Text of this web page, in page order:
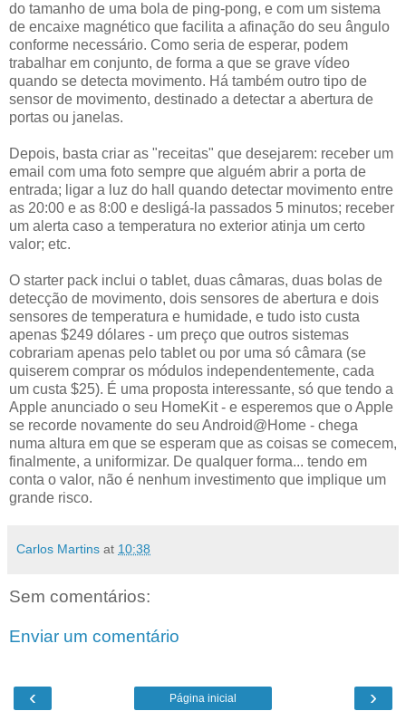
do tamanho de uma bola de ping-pong, e com um sistema
de encaixe magnético que facilita a afinação do seu ângulo
conforme necessário. Como seria de esperar, podem
trabalhar em conjunto, de forma a que se grave vídeo
quando se detecta movimento. Há também outro tipo de
sensor de movimento, destinado a detectar a abertura de
portas ou janelas.
Depois, basta criar as "receitas" que desejarem: receber um
email com uma foto sempre que alguém abrir a porta de
entrada; ligar a luz do hall quando detectar movimento entre
as 20:00 e as 8:00 e desligá-la passados 5 minutos; receber
um alerta caso a temperatura no exterior atinja um certo
valor; etc.
O starter pack inclui o tablet, duas câmaras, duas bolas de
detecção de movimento, dois sensores de abertura e dois
sensores de temperatura e humidade, e tudo isto custa
apenas $249 dólares - um preço que outros sistemas
cobrariam apenas pelo tablet ou por uma só câmara (se
quiserem comprar os módulos independentemente, cada
um custa $25). É uma proposta interessante, só que tendo a
Apple anunciado o seu HomeKit - e esperemos que o Apple
se recorde novamente do seu Android@Home - chega
numa altura em que se esperam que as coisas se comecem,
finalmente, a uniformizar. De qualquer forma... tendo em
conta o valor, não é nenhum investimento que implique um
grande risco.
Carlos Martins at 10:38
Sem comentários:
Enviar um comentário
‹ ›
Página inicial